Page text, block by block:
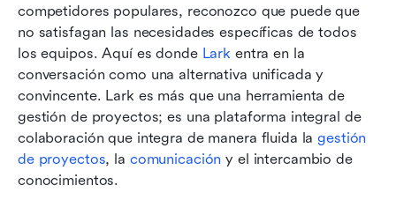
competidores populares, reconozco que puede que
no satisfagan las necesidades específicas de todos
los equipos. Aquí es donde Lark entra en la
conversación como una alternativa unificada y
convincente. Lark es más que una herramienta de
gestión de proyectos; es una plataforma integral de
colaboración que integra de manera fluida la gestión
de proyectos, la comunicación y el intercambio de
conocimientos.